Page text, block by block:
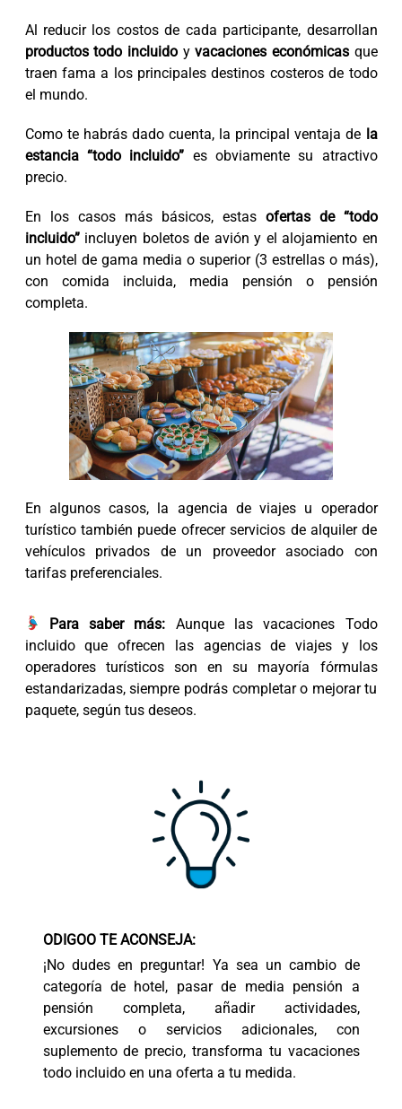
Al reducir los costos de cada participante, desarrollan
productos todo incluidoyvacaciones económicasque
traen fama a los principales destinos costeros de todo
el mundo.
Como te habrás dado cuenta, la principal ventaja de la
estancia “todo incluido” es obviamente su atractivo
precio.
En los casos más básicos, estas ofertas de “todo
incluido”incluyen boletos de avión y el alojamiento en
un hotel de gama media o superior (3 estrellas o más),
con comida incluida, media pensión o pensión
completa.
En algunos casos, la agencia de viajes u operador
turístico también puede ofrecer servicios de alquiler de
vehículos privados de un proveedor asociado con
tarifas preferenciales.
Para saber más: Aunque las vacaciones Todo
incluido que ofrecen las agencias de viajes y los
operadores turísticos son en su mayoría fórmulas
estandarizadas, siempre podrás completar o mejorar tu
paquete, según tus deseos.
ODIGOO TE ACONSEJA:
¡No dudes en preguntar! Ya sea un cambio de
categoría de hotel, pasar de media pensión a
pensión completa, añadir actividades,
excursiones o servicios adicionales, con
suplemento de precio, transforma tu vacaciones
todo incluido en una oferta a tu medida.